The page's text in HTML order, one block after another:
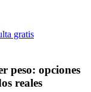
gratis
peso: opciones
reales